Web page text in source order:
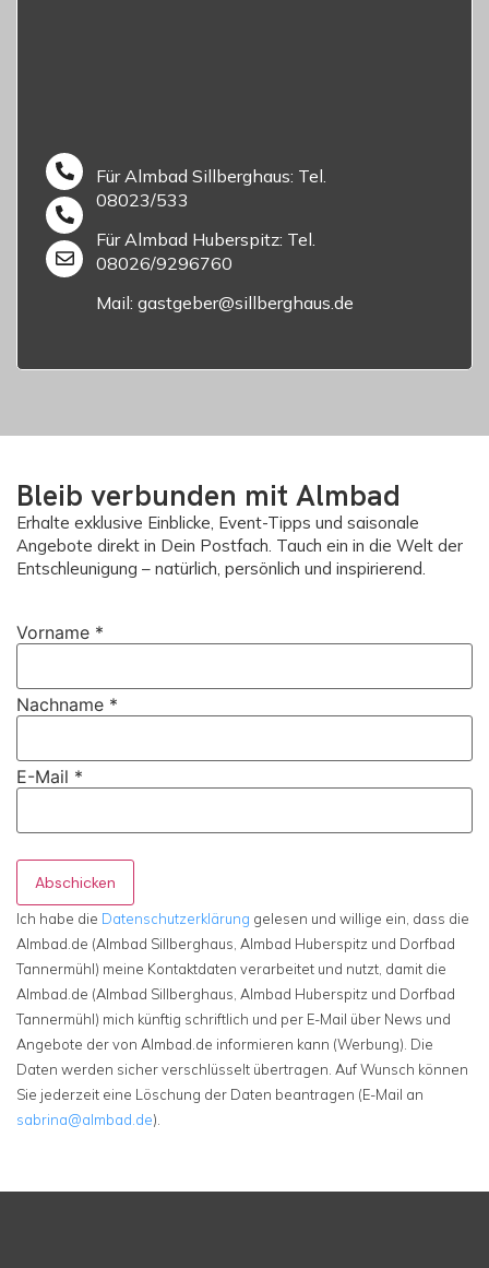
Für Almbad Sillberghaus: Tel.
08023/533
Für Almbad Huberspitz: Tel.
08026/9296760
Mail: gastgeber@sillberghaus.de
Bleib verbunden mit Almbad
Erhalte exklusive Einblicke, Event-Tipps und saisonale
Angebote direkt in Dein Postfach. Tauch ein in die Welt der
Entschleunigung – natürlich, persönlich und inspirierend.
Vorname *
Nachname *
E-Mail *
Abschicken
Ich habe die Datenschutzerklärung gelesen und willige ein, dass die
Almbad.de (Almbad Sillberghaus, Almbad Huberspitz und Dorfbad
Tannermühl) meine Kontaktdaten verarbeitet und nutzt, damit die
Almbad.de (Almbad Sillberghaus, Almbad Huberspitz und Dorfbad
Tannermühl) mich künftig schriftlich und per E-Mail über News und
Angebote der von Almbad.de informieren kann (Werbung). Die
Daten werden sicher verschlüsselt übertragen. Auf Wunsch können
Sie jederzeit eine Löschung der Daten beantragen (E-Mail an
sabrina@almbad.de).